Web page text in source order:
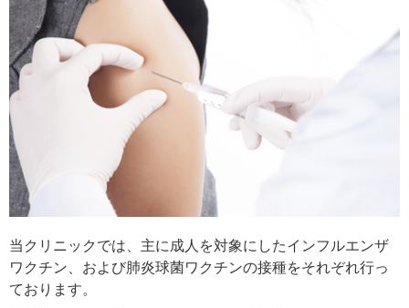
当クリニックでは、主に成人を対象にしたインフルエンザ
ワクチン、および肺炎球菌ワクチンの接種をそれぞれ行っ
ております。